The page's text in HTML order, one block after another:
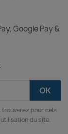
Google Pay &
trouverez pour cela
du site.